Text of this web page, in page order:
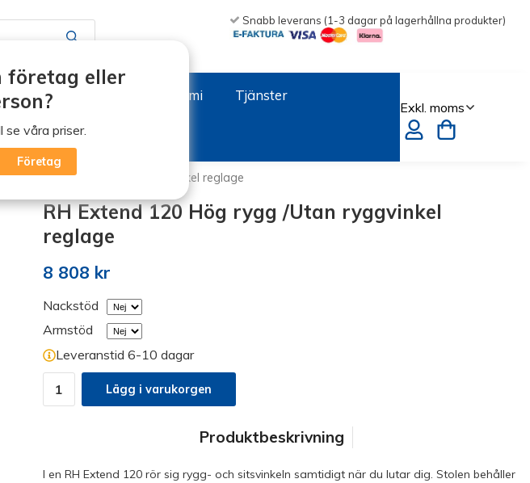
Snabb leverans (1-3 dagar på lagerhållna produkter)
en tid Vad är Ergonomi Tjänster
120 Hög rygg /Utan ryggvinkel reglage
RH Extend 120 Hög rygg /Utan ryggvinkel
reglage
8 808 kr
Nackstöd
Armstöd
Leveranstid 6-10 dagar
Lägg i varukorgen
Produktbeskrivning
I en RH Extend 120 rör sig rygg- och sitsvinkeln samtidigt när du lutar dig. Stolen behåller
företag eller
se våra priser.
Företag